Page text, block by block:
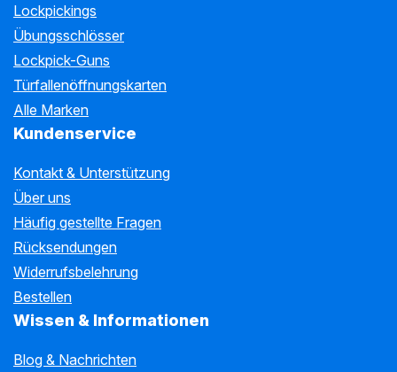
Lockpickings
Übungsschlösser
Lockpick-Guns
Türfallenöffnungskarten
Alle Marken
Kundenservice
Kontakt & Unterstützung
Über uns
Häufig gestellte Fragen
Rücksendungen
Widerrufsbelehrung
Bestellen
Wissen & Informationen
Blog & Nachrichten